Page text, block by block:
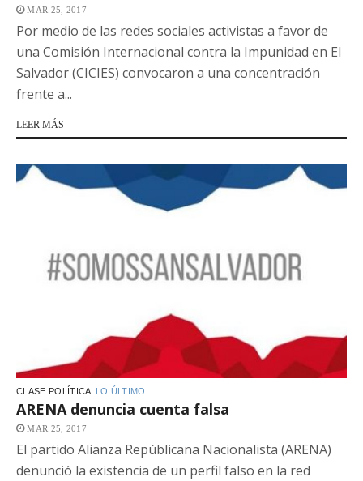
MAR 25, 2017
Por medio de las redes sociales activistas a favor de
una Comisión Internacional contra la Impunidad en El
Salvador (CICIES) convocaron a una concentración
frente a...
LEER MÁS
CLASE POLÍTICA LO ÚLTIMO
ARENA denuncia cuenta falsa
MAR 25, 2017
El partido Alianza Repúblicana Nacionalista (ARENA)
denunció la existencia de un perfil falso en la red